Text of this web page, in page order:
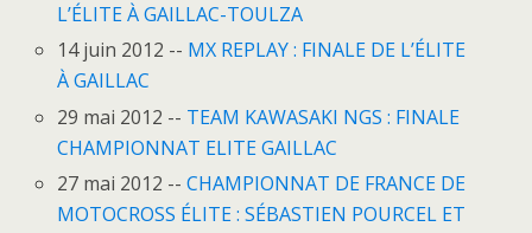
L’ÉLITE À GAILLAC-TOULZA
14 juin 2012 -- MX REPLAY : FINALE DE L’ÉLITE
À GAILLAC
29 mai 2012 -- TEAM KAWASAKI NGS : FINALE
CHAMPIONNAT ELITE GAILLAC
27 mai 2012 --CHAMPIONNAT DE FRANCE DE
MOTOCROSS ÉLITE : SÉBASTIEN POURCEL ET